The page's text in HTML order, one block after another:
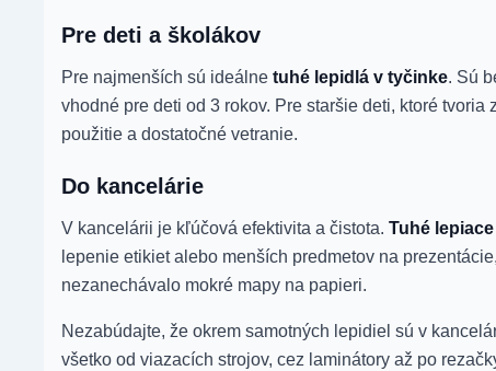
Pre deti a školákov
Pre najmenších sú ideálne tuhé lepidlá v tyčinke. Sú
vhodné pre deti od 3 rokov. Pre staršie deti, ktoré
použitie a dostatočné vetranie.
Do kancelárie
V kancelárii je kľúčová efektivita a čistota. Tuhé
lepenie etikiet alebo menších predmetov na
nezanechávalo mokré mapy na papieri.
Nezabúdajte, že okrem samotných lepidiel sú v
všetko od viazacích strojov, cez laminátory až po